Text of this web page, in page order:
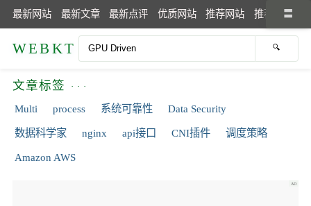
最新网站 最新文章 最新点评 优质网站 推荐网站 推荐文章
WEBKT
文章标签
Multi process 系统可靠性 Data Security
数据科学家 nginx api接口 CNI插件 调度策略
Amazon AWS